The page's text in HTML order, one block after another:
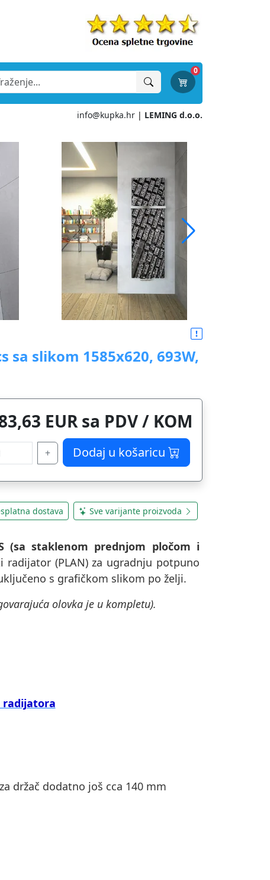
0
info@kupka.hr | LEMING d.o.o.
sa slikom 1585x620, 693W,
EUR sa PDV / KOM
+ Dodaj u košaricu
dostava Sve varijante proizvoda
(sa staklenom prednjom pločom i
(PLAN) za ugradnju potpuno
s grafičkom slikom po želji.
olovka je u kompletu).
držač dodatno još cca 140 mm